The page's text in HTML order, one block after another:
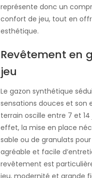
représente donc un
confort de jeu, tout en
esthétique.
Revêtement en
jeu
Le gazon synthétique
sensations douces et son
terrain oscille entre 7 et
effet, la mise en place
sable ou de granulats
agréable et facile
revêtement est
jeu, modernité et grande